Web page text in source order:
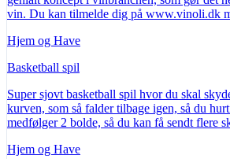
vin. Du kan tilmelde dig på www.vinoli.dk
Hjem og Have
Basketball spil
Super sjovt basketball spil hvor du skal
kurven, som så falder tilbage igen, så du
medfølger 2 bolde, så du kan få sendt flere
Hjem og Have